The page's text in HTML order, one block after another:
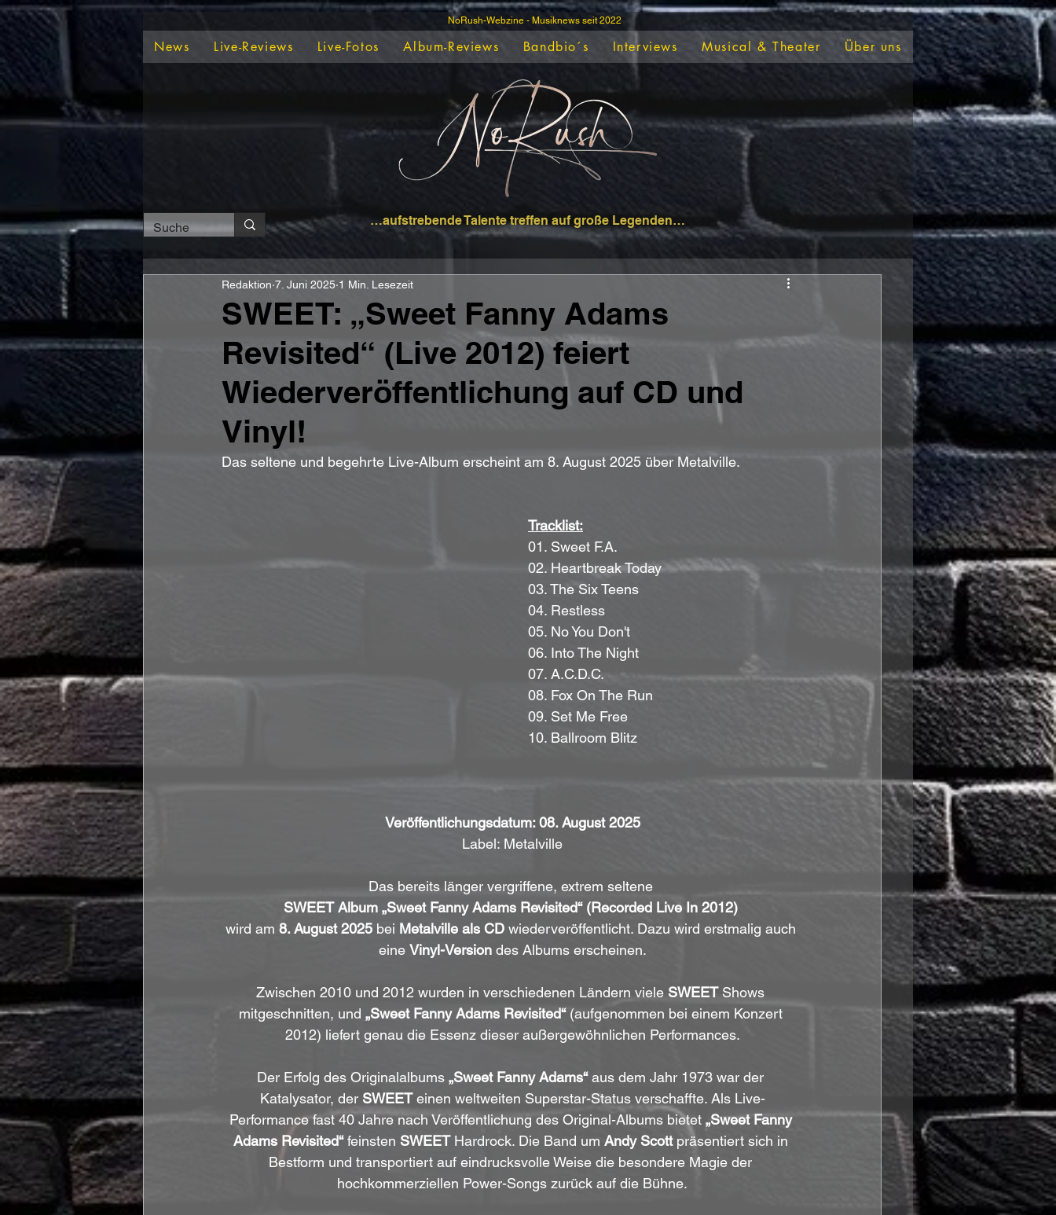
NoRush-Webzine - Musiknews seit 2022
News Live-Reviews Live-Fotos Album-Reviews Bandbio´s Interviews Musical & Theater Über uns
…aufstrebende Talente treffen auf große Legenden…
SWEET: „Sweet Fanny Adams
Revisited“ (Live 2012) feiert
Wiederveröffentlichung auf CD und
Vinyl!
Redaktion 7. Juni 2025 1 Min. Lesezeit
Das seltene und begehrte Live-Album erscheint am 8. August 2025 über Metalville.
Tracklist:
01. Sweet F.A.
02. Heartbreak Today
03. The Six Teens
04. Restless
05. No You Don't
06. Into The Night
07. A.C.D.C.
08. Fox On The Run
09. Set Me Free
10. Ballroom Blitz
Veröffentlichungsdatum: 08. August 2025
Label: Metalville
Das bereits länger vergriffene, extrem seltene
SWEET Album „Sweet Fanny Adams Revisited“ (Recorded Live In 2012)
wird am 8. August 2025 bei Metalville als CD wiederveröffentlicht. Dazu wird erstmalig auch
eine Vinyl-Version des Albums erscheinen.
Zwischen 2010 und 2012 wurden in verschiedenen Ländern viele SWEET Shows
mitgeschnitten, und „Sweet Fanny Adams Revisited“ (aufgenommen bei einem Konzert
2012) liefert genau die Essenz dieser außergewöhnlichen Performances.
Der Erfolg des Originalalbums „Sweet Fanny Adams“ aus dem Jahr 1973 war der
Katalysator, der SWEET einen weltweiten Superstar-Status verschaffte. Als Live-
Performance fast 40 Jahre nach Veröffentlichung des Original-Albums bietet „Sweet Fanny
Adams Revisited“ feinsten SWEET Hardrock. Die Band um Andy Scott präsentiert sich in
Bestform und transportiert auf eindrucksvolle Weise die besondere Magie der
hochkommerziellen Power-Songs zurück auf die Bühne.